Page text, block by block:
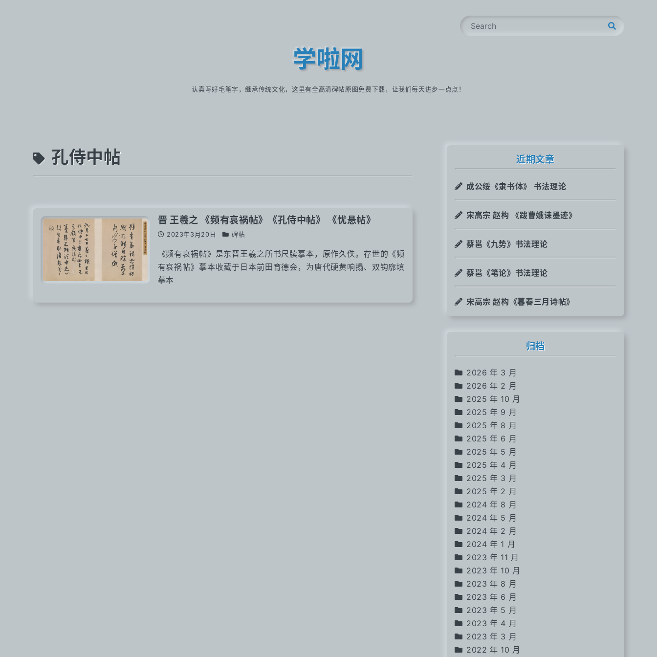
学啦网
认真写好毛笔字，继承传统文化，这里有全高清碑帖原图免费下载，让我们每天进步一点点！
S
h
孔侍中帖
晋 王羲之 《频有哀祸帖》《孔侍中帖》 《忧悬帖》
2023年3月20日 碑帖
《频有哀祸帖》是东晋王羲之所书尺牍摹本，原作久佚。存世的《频
有哀祸帖》摹本收藏于日本前田育德会，为唐代硬黄响搨、双钩廓填
摹本
近期文章
成公绥《隶书体》 书法理论
宋高宗 赵构 《跋曹娥诔墨迹》
蔡邕《九势》书法理论
蔡邕《笔论》书法理论
宋高宗 赵构《暮春三月诗帖》
归档
2026 年 3 月
2026 年 2 月
2025 年 10 月
2025 年 9 月
2025 年 8 月
2025 年 6 月
2025 年 5 月
2025 年 4 月
2025 年 3 月
2025 年 2 月
2024 年 8 月
2024 年 5 月
2024 年 2 月
2024 年 1 月
2023 年 11 月
2023 年 10 月
2023 年 8 月
2023 年 6 月
2023 年 5 月
2023 年 4 月
2023 年 3 月
2022 年 10 月